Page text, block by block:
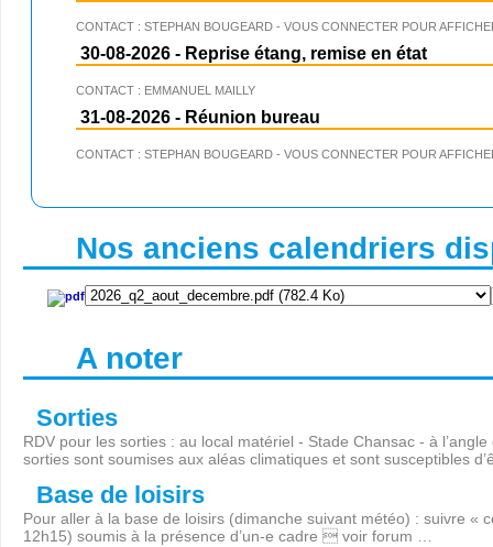
CONTACT : STEPHAN BOUGEARD - VOUS CONNECTER POUR
30-08-2026 - Reprise étang, remise en état
CONTACT : EMMANUEL MAILLY
31-08-2026 - Réunion bureau
CONTACT : STEPHAN BOUGEARD - VOUS CONNECTER POUR
Nos anciens calendriers
A noter
Sorties
RDV pour les sorties : au local matériel - Stade Chansac - à
sorties sont soumises aux aléas climatiques et sont susceptibles
Base de loisirs
Pour aller à la base de loisirs (dimanche suivant météo) : suivre
12h15) soumis à la présence d’un-e cadre  voir forum …